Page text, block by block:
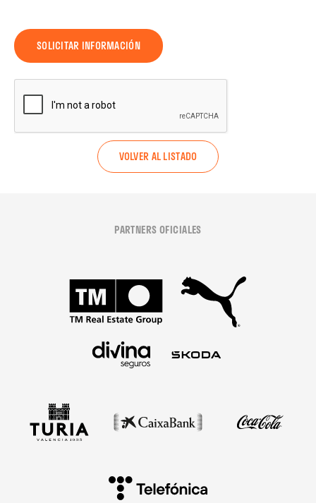
SOLICITAR INFORMACIÓN
VOLVER AL LISTADO
PARTNERS OFICIALES